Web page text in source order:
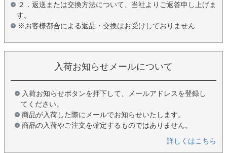
２．返送または交換方法について、当社よりご返答申し上げま
す。
※お客様都合による返品・交換はお受けしておりません
入荷お知らせメールについて
入荷お知らせボタンを押下して、メールアドレスを登録し
てください。
商品が入荷した際にメールでお知らせいたします。
商品の入荷やご注文を確定するものではありません。
詳しくはこちら